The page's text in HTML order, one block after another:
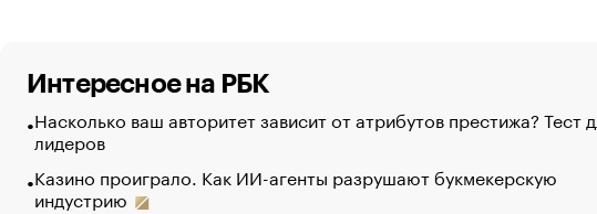
Интересное на РБК
Насколько ваш авторитет зависит от атрибутов престижа? Тест
лидеров
Казино проиграло. Как ИИ-агенты разрушают букмекерскую
индустрию